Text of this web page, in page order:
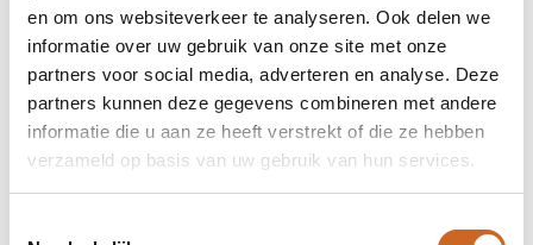
en om ons websiteverkeer te analyseren. Ook delen we
informatie over uw gebruik van onze site met onze
partners voor social media, adverteren en analyse. Deze
partners kunnen deze gegevens combineren met andere
informatie die u aan ze heeft verstrekt of die ze hebben
verzameld op basis van uw gebruik van hun services.
Levertijden in overleg
Bij ons staat klanttevredenheid centraal. Daarom
hanteren we geen vaste levertijden, maar
stemmen we deze altijd in overleg met jou af. Zo